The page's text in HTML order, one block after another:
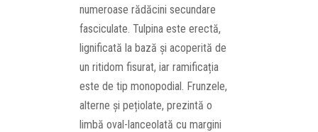
numeroase rădăcini secundare
fasciculate. Tulpina este erectă,
lignificată la bază și acoperită de
un ritidom fisurat, iar ramificația
este de tip monopodial. Frunzele,
alterne și pețiolate, prezintă o
limbă oval-lanceolată cu margini